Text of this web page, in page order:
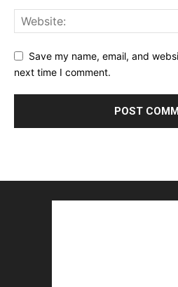
Save my name, email, and
next time I comment.